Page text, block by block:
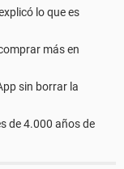
lo que es
más en
sin borrar la
de 4.000 años de